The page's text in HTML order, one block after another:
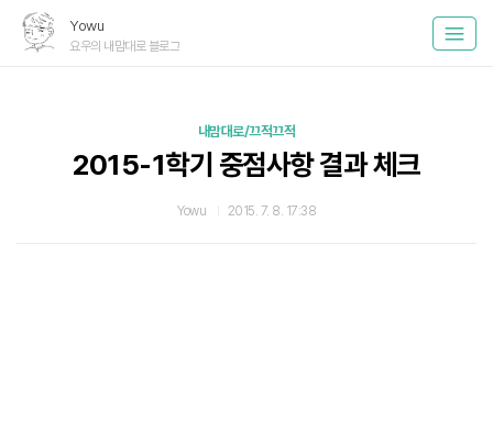
Yowu
요우의 내맘대로 블로그
내맘대로/끄적끄적
2015-1학기 중점사항 결과 체크
Yowu 2015. 7. 8. 17:38